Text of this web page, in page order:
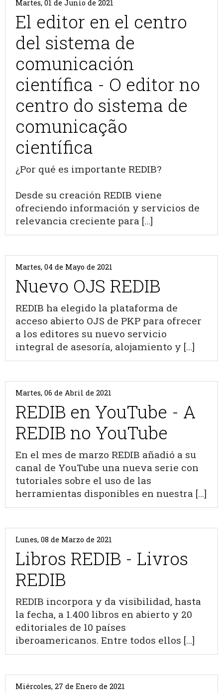
Martes, 01 de Junio de 2021
El editor en el centro
del sistema de
comunicación
científica - O editor no
centro do sistema de
comunicação
científica
¿Por qué es importante REDIB?
Desde su creación REDIB viene
ofreciendo información y servicios de
relevancia creciente para [...]
Martes, 04 de Mayo de 2021
Nuevo OJS REDIB
REDIB ha elegido la plataforma de
acceso abierto OJS de PKP para ofrecer
a los editores su nuevo servicio
integral de asesoría, alojamiento y [...]
Martes, 06 de Abril de 2021
REDIB en YouTube - A
REDIB no YouTube
En el mes de marzo REDIB añadió a su
canal de YouTube una nueva serie con
tutoriales sobre el uso de las
herramientas disponibles en nuestra [...]
Lunes, 08 de Marzo de 2021
Libros REDIB - Livros
REDIB
REDIB incorpora y da visibilidad, hasta
la fecha, a 1.400 libros en abierto y 20
editoriales de 10 países
iberoamericanos. Entre todos ellos [...]
Miércoles, 27 de Enero de 2021